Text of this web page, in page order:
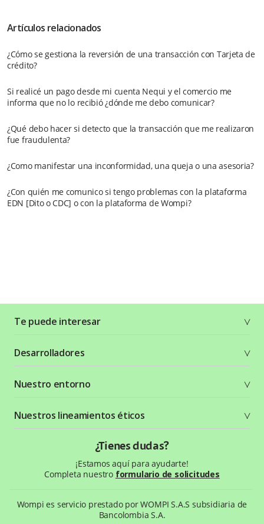
Artículos relacionados
¿Cómo se gestiona la reversión de una transacción con Tarjeta de
crédito?
Si realicé un pago desde mi cuenta Nequi y el comercio me
informa que no lo recibió ¿dónde me debo comunicar?
¿Qué debo hacer si detecto que la transacción que me realizaron
fue fraudulenta?
¿Como manifestar una inconformidad, una queja o una asesoria?
¿Con quién me comunico si tengo problemas con la plataforma
EDN [Dito o CDC] o con la plataforma de Wompi?
Te puede interesar
Planes y tarifas
Crea tu cuenta
Seguridad
Términos y condiciones
Política de privacidad
Desarrolladores
Recursos gráficos
Status Page
Nuestro entorno
¿Qué es Wompi?
Wiki Wompi
Preguntas frecuentes
Nuestros lineamientos éticos
¿Tienes dudas?
¡Estamos aquí para ayudarte!
Completa nuestro formulario de solicitudes
Wompi es servicio prestado por WOMPI S.A.S subsidiaria de
Bancolombia S.A.